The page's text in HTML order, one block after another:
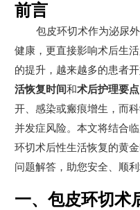
前言
包皮环切术作为泌尿
健康，更直接影响术后生
的提升，越来越多的患者
活恢复时间和术后护理要点
开、感染或瘢痕增生，而
并发症风险。本文将结合
环切术后性生活恢复的黄
问题解答，助您安全、顺利
一、包皮环切术